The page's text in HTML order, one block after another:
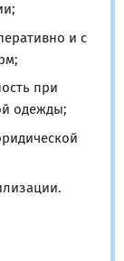
и с
при
одежды;